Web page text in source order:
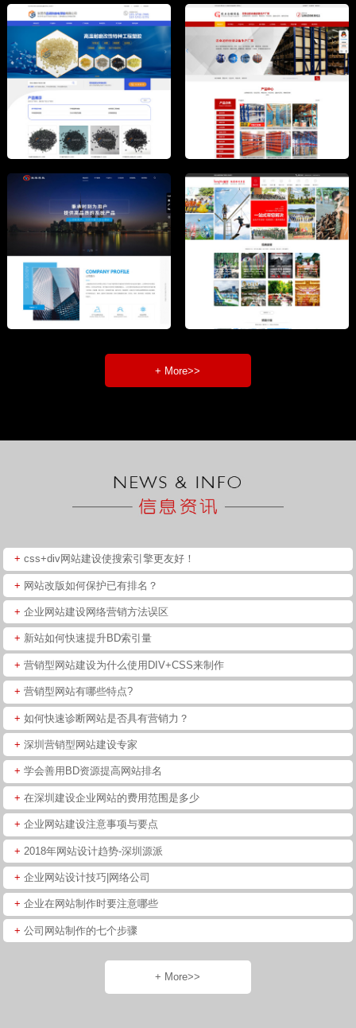
+ More>>
+ css+div网站建设使搜索引擎更友好！
+ 网站改版如何保护已有排名？
+ 企业网站建设网络营销方法误区
+ 新站如何快速提升BD索引量
+ 营销型网站建设为什么使用DIV+CSS来制作
+ 营销型网站有哪些特点?
+ 如何快速诊断网站是否具有营销力？
+ 深圳营销型网站建设专家
+ 学会善用BD资源提高网站排名
+ 在深圳建设企业网站的费用范围是多少
+ 企业网站建设注意事项与要点
+ 2018年网站设计趋势-深圳源派
+ 企业网站设计技巧|网络公司
+ 企业在网站制作时要注意哪些
+ 公司网站制作的七个步骤
+ More>>